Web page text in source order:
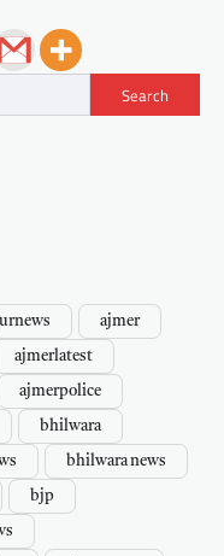
Search
ajmer
ajmerlatest
ajmerpolice
bhilwara
bhilwara news
bjp